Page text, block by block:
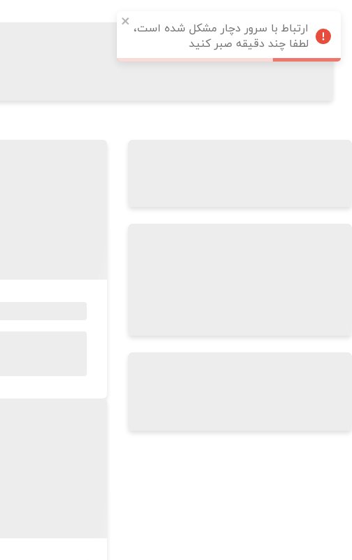
ارتباط با سرور دچار مشکل شده است،
لطفا چند دقیقه صبر کنید